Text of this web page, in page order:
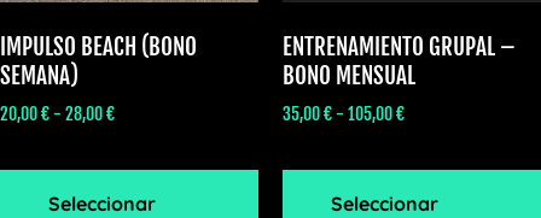
IMPULSO BEACH (BONO
SEMANA)
20,00€- 28,00€
Seleccionar
ENTRENAMIENTO GRUPAL –
BONO MENSUAL
35,00€- 105,00€
Seleccionar